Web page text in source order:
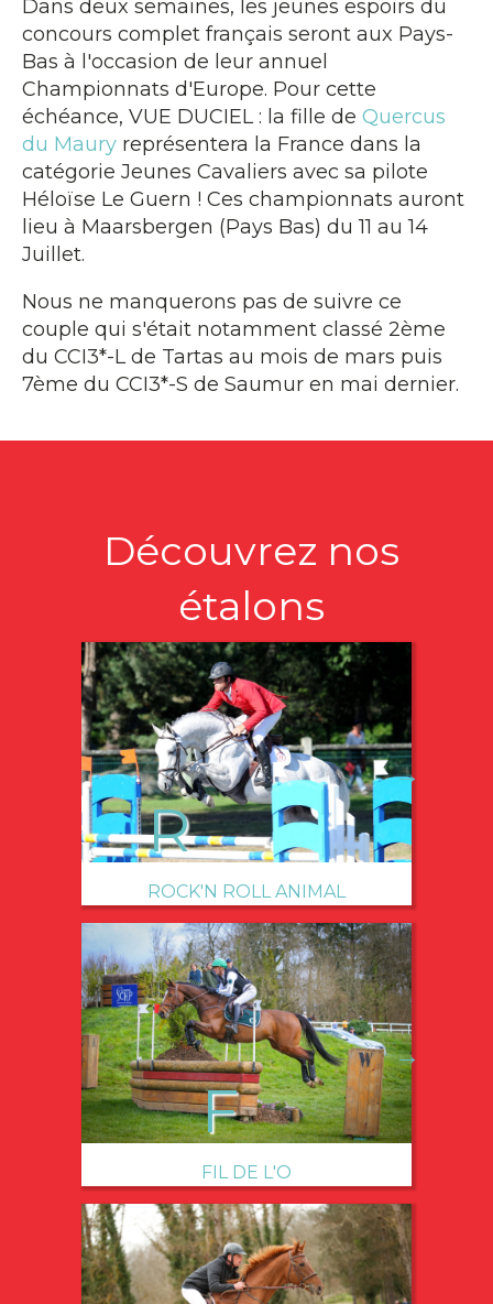
Dans deux semaines, les jeunes espoirs du
concours complet français seront aux Pays-
Bas à l'occasion de leur annuel
Championnats d'Europe. Pour cette
échéance, VUE DUCIEL : la fille de Quercus
du Maury représentera la France dans la
catégorie Jeunes Cavaliers avec sa pilote
Héloïse Le Guern ! Ces championnats auront
lieu à Maarsbergen (Pays Bas) du 11 au 14
Juillet.
Nous ne manquerons pas de suivre ce
couple qui s'était notamment classé 2ème
du CCI3*-L de Tartas au mois de mars puis
7ème du CCI3*-S de Saumur en mai dernier.
Découvrez nos
étalons
ROCK'N ROLL ANIMAL
→
FIL DE L'O
→